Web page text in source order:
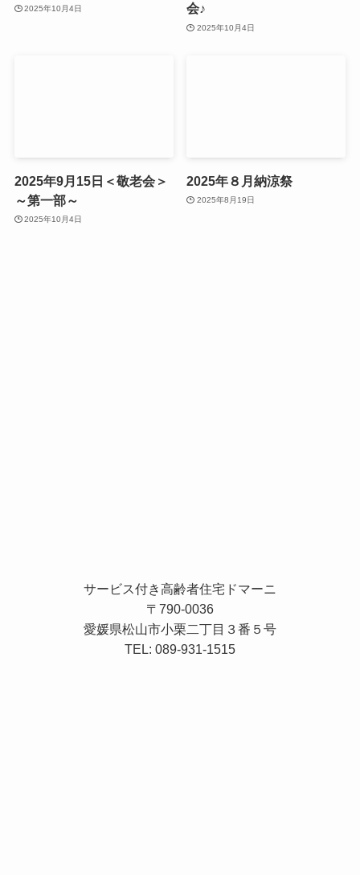
2025年10月4日
会♪
2025年10月4日
2025年9月15日＜敬老会＞
～第一部～
2025年10月4日
2025年８月納涼祭
2025年8月19日
サービス付き高齢者住宅ドマーニ
〒790-0036
愛媛県松山市小栗二丁目３番５号
TEL: 089-931-1515